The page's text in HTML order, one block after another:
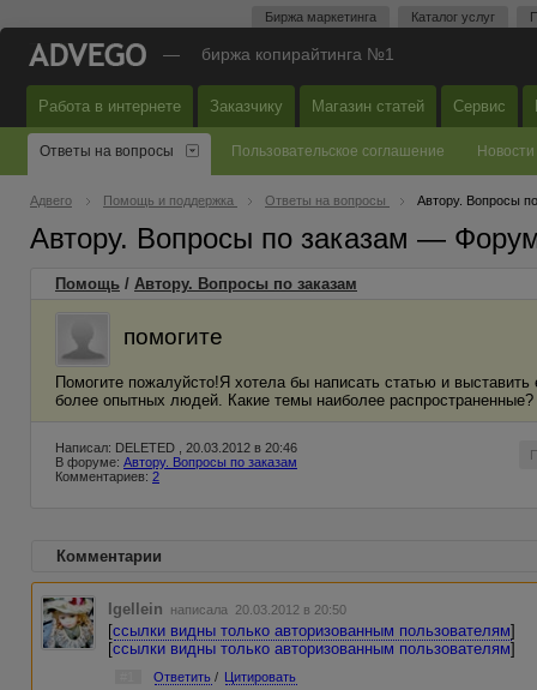
Биржа маркетинга Каталог услуг
— биржа копирайтинга №1
Работа в интернете Заказчику Магазин статей Сервис
Ответы на вопросы Пользовательское соглашение Новости
Адвего Помощь и поддержка Ответы на вопросы Автору. Вопросы
Автору. Вопросы по заказам —
Помощь / Автору. Вопросы по заказам
помогите
Помогите пожалуйсто!Я хотела бы написать статью и
более опытных людей. Какие темы наиболее
Написал: DELETED , 20.03.2012 в 20:46
В форуме: Автору. Вопросы по заказам
Комментариев: 2
Комментарии
Igellein написала 20.03.2012 в 20:50
[ссылки видны только авторизованным пользователям]
[ссылки видны только авторизованным пользователям]
Ответить / Цитировать